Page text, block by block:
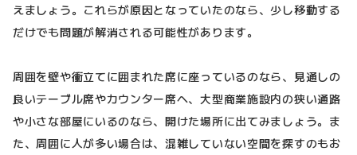
えましょう。これらが原因となっていたのなら、少し移動する
だけでも問題が解消される可能性があります。
周囲を壁や衝立てに囲まれた席に座っているのなら、見通しの
良いテーブル席やカウンター席へ、大型商業施設内の狭い通路
や小さな部屋にいるのなら、開けた場所に出てみましょう。ま
た、周囲に人が多い場合は、混雑していない空間を探すのもお